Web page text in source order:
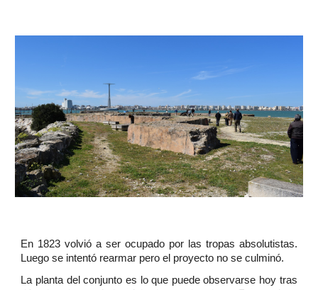
En 1823 volvió a ser ocupado por las tropas absolutistas.
Luego se intentó rearmar pero el proyecto no se culminó.
La planta del conjunto es lo que puede observarse hoy tras